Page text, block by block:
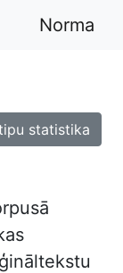
Norma
statistika